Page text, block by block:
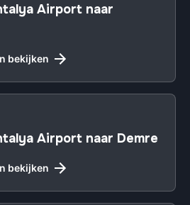
Airport naar
bekijken
Airport naar Demre
bekijken